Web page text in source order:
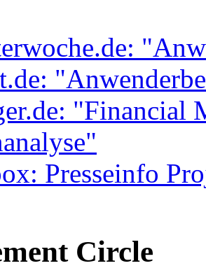
"Financial
Presseinfo
Circle